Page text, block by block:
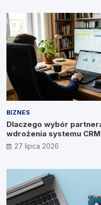
BIZNES
Dlaczego wybór
wdrożenia systemu
wyniku? Wywiad z
Prymakowskim, CEO IT
27 lipca 2026